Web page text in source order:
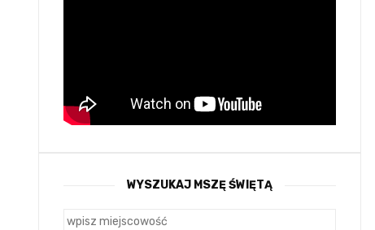
WYSZUKAJ MSZĘ ŚWIĘTĄ